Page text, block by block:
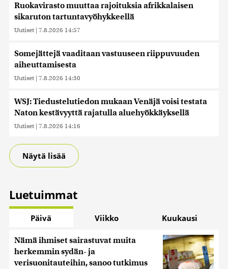
Ruokavirasto muuttaa rajoituksia afrikkalaisen
sikaruton tartuntavyöhykkeellä
Uutiset | 7.8.2026 14:57
Somejättejä vaaditaan vastuuseen riippuvuuden
aiheuttamisesta
Uutiset | 7.8.2026 14:30
WSJ: Tiedustelutiedon mukaan Venäjä voisi testata
Naton kestävyyttä rajatulla aluehyökkäyksellä
Uutiset | 7.8.2026 14:16
Näytä lisää
Luetuimmat
Päivä Viikko Kuukausi
Nämä ihmiset sairastuvat muita
herkemmin sydän- ja
verisuonitauteihin, sanoo tutkimus